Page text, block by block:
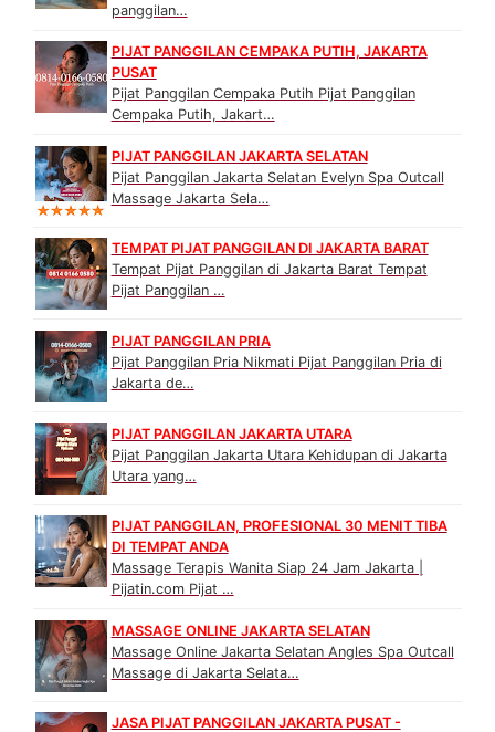
panggilan…
PIJAT PANGGILAN CEMPAKA PUTIH, JAKARTA
PUSAT
Pijat Panggilan Cempaka Putih Pijat Panggilan
Cempaka Putih, Jakart…
PIJAT PANGGILAN JAKARTA SELATAN
Pijat Panggilan Jakarta Selatan Evelyn Spa Outcall
Massage Jakarta Sela…
TEMPAT PIJAT PANGGILAN DI JAKARTA BARAT
Tempat Pijat Panggilan di Jakarta Barat Tempat
Pijat Panggilan …
PIJAT PANGGILAN PRIA
Pijat Panggilan Pria Nikmati Pijat Panggilan Pria di
Jakarta de…
PIJAT PANGGILAN JAKARTA UTARA
Pijat Panggilan Jakarta Utara Kehidupan di Jakarta
Utara yang…
PIJAT PANGGILAN, PROFESIONAL 30 MENIT TIBA
DI TEMPAT ANDA
Massage Terapis Wanita Siap 24 Jam Jakarta |
Pijatin.com Pijat …
MASSAGE ONLINE JAKARTA SELATAN
Massage Online Jakarta Selatan Angles Spa Outcall
Massage di Jakarta Selata…
JASA PIJAT PANGGILAN JAKARTA PUSAT -